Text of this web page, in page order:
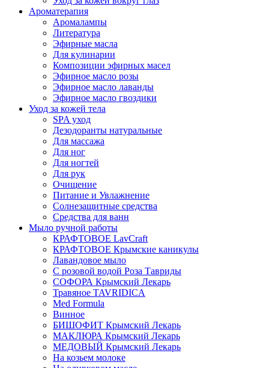
Ароматерапия
Аромалампы
Литература
Эфирные масла
Для кулинарии
Композиции эфирных масел
Эфирное масло розы
Эфирное масло лаванды
Эфирное масло гвоздики
Уход за кожей тела
SPA уход
Дезодоранты натуральные
Для массажа
Для ног
Для ногтей
Для рук
Очищение
Питание и Увлажнение
Солнезащитные средства
Средства для ванн
Мыло ручной работы
КРАФТОВОЕ LavCraft
КРАФТОВОЕ Крымские каникулы
Лавандовое мыло
С розовой водой Роза Тавриды
СОФОРА Крымский Лекарь
Травяное TAVRIDICA
Med Formula
Винное
БИШОФИТ Крымский Лекарь
МАКЛЮРА Крымский Лекарь
МЕДОВЫЙ Крымский Лекарь
На козьем молоке